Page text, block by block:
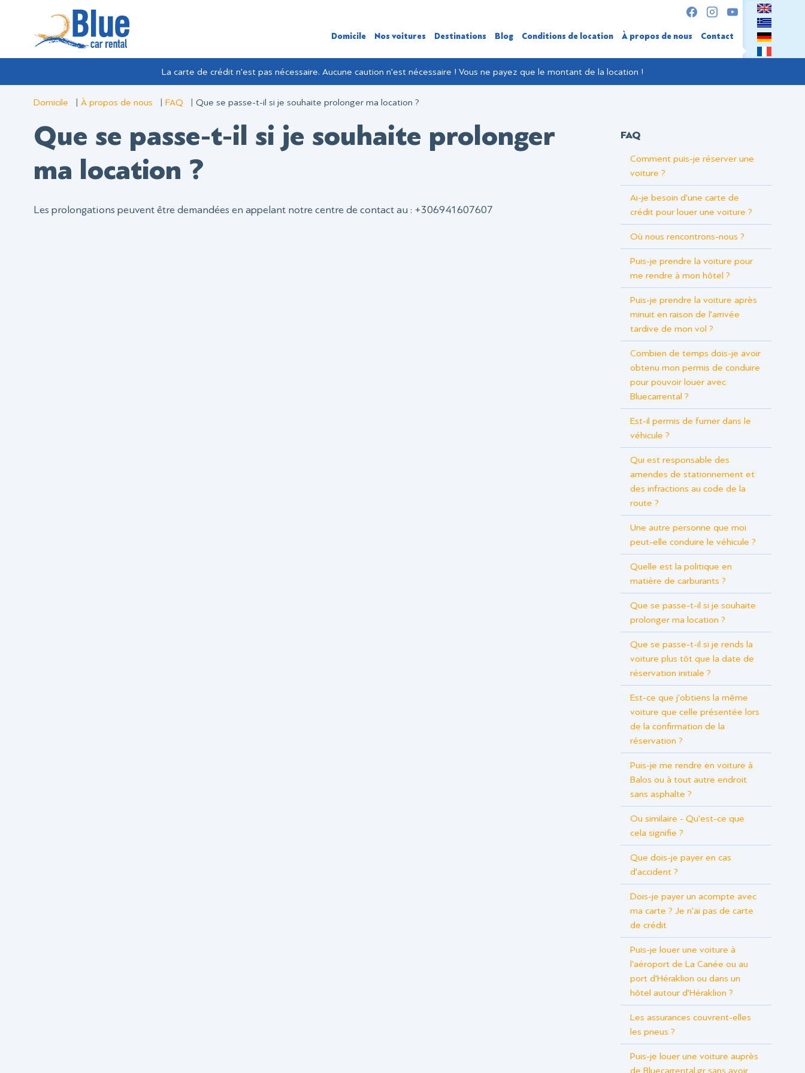
Domicile Nos voitures Destinations Blog Conditions de location À propos de nous Contact
La carte de crédit n'est pas nécessaire. Aucune caution n'est nécessaire ! Vous ne payez que le montant de la location !
Domicile À propos de nous FAQ Que se passe-t-il si je souhaite prolonger ma location ?
Que se passe-t-il si je souhaite prolonger
ma location ?
Les prolongations peuvent être demandées en appelant notre centre de contact au : +306941607607
FAQ
Comment puis-je réserver une
voiture ?
Ai-je besoin d'une carte de
crédit pour louer une voiture ?
Où nous rencontrons-nous ?
Puis-je prendre la voiture pour
me rendre à mon hôtel ?
Puis-je prendre la voiture après
minuit en raison de l'arrivée
tardive de mon vol ?
Combien de temps dois-je avoir
obtenu mon permis de conduire
pour pouvoir louer avec
Bluecarrental ?
Est-il permis de fumer dans le
véhicule ?
Qui est responsable des
amendes de stationnement et
des infractions au code de la
route ?
Une autre personne que moi
peut-elle conduire le véhicule ?
Quelle est la politique en
matière de carburants ?
Que se passe-t-il si je souhaite
prolonger ma location ?
Que se passe-t-il si je rends la
voiture plus tôt que la date de
réservation initiale ?
Est-ce que j'obtiens la même
voiture que celle présentée lors
de la confirmation de la
réservation ?
Puis-je me rendre en voiture à
Balos ou à tout autre endroit
sans asphalte ?
Ou similaire - Qu'est-ce que
cela signifie ?
Que dois-je payer en cas
d'accident ?
Dois-je payer un acompte avec
ma carte ? Je n'ai pas de carte
de crédit
Puis-je louer une voiture à
l'aéroport de La Canée ou au
port d'Héraklion ou dans un
hôtel autour d'Héraklion ?
Les assurances couvrent-elles
les pneus ?
Puis-je louer une voiture auprès
de Bluecarrental.gr sans avoir